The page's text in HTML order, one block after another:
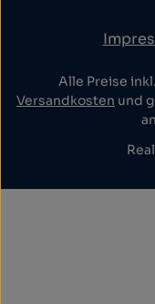
Alle Preise
Versandkosten und